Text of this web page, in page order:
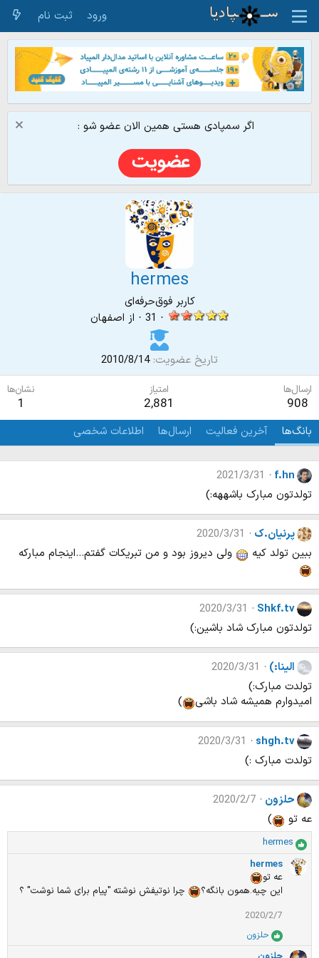
ورود ثبت نام
اگر سمپادی هستی همین الان عضو شو :
hermes
کاربر فوق‌حرفه‌ای
·
· از اصفهان
تاریخ عضویت 2010/8/14
ارسال‌ها
908
امتیاز
2,881
نشان‌ها
1
بانگ‌ها آخرین فعالیت ارسال‌ها اطلاعات شخصی
f.hn
2021/3/31
تولدتون مبارک باشههه:)
پرنیان.ک
2020/3/31
ببین تولد کیه
ولی دیروز بود و من تبریکات گفتم...اینجام مبارکه
Shkf.tv
2020/3/31
تولدتون مبارک شاد باشین:)
الینا:)
2020/3/31
تولدت مبارک:)
امیدوارم همیشه شاد باشی
)
shgh.tv
2020/3/31
تولدت مبارک :)
حلزون
2020/2/7
عه تو
)
ا
م
:
hermes
hermes
عه تو
این چیه.همون بانگه؟
چرا نوتیفش نوشته "پیام برای شما نوشت" ؟
2020/2/7
ا
م
حلزون